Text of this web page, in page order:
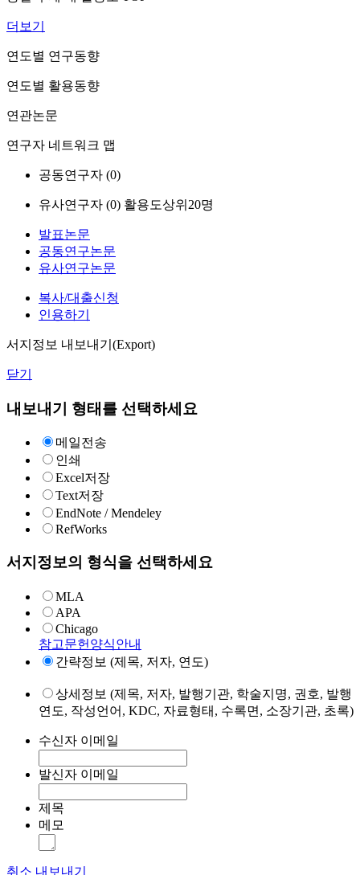
더보기
연도별 연구동향
연도별 활용동향
연관논문
연구자 네트워크 맵
공동연구자 (0)
유사연구자 (0) 활용도상위20명
발표논문
공동연구논문
유사연구논문
복사/대출신청
인용하기
서지정보 내보내기(Export)
닫기
내보내기 형태를 선택하세요
메일전송
인쇄
Excel저장
Text저장
EndNote / Mendeley
RefWorks
서지정보의 형식을 선택하세요
MLA
APA
Chicago
참고문헌양식안내
간략정보 (제목, 저자, 연도)
상세정보 (제목, 저자, 발행기관, 학술지명, 권호, 발행
연도, 작성언어, KDC, 자료형태, 수록면, 소장기관, 초록)
수신자 이메일
발신자 이메일
제목
메모
취소 내보내기